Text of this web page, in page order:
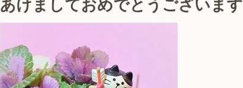
あけましておめでとうございます